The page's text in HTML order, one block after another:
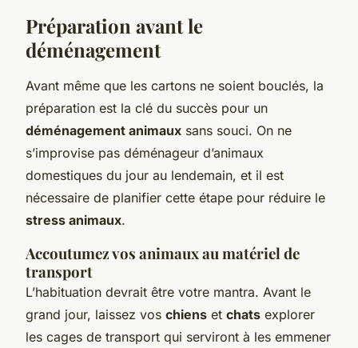
Préparation avant le
déménagement
Avant même que les cartons ne soient bouclés, la
préparation est la clé du succès pour un
déménagement animaux sans souci. On ne
s’improvise pas déménageur d’animaux
domestiques du jour au lendemain, et il est
nécessaire de planifier cette étape pour réduire le
stress animaux.
Accoutumez vos animaux au matériel de
transport
L’habituation devrait être votre mantra. Avant le
grand jour, laissez vos chiens et chats explorer
les cages de transport qui serviront à les emmener